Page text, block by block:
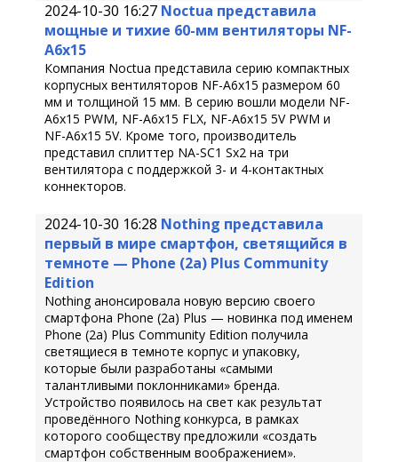
2024-10-30 16:27 Noctua представила
мощные и тихие 60-мм вентиляторы NF-
A6x15
Компания Noctua представила серию компактных
корпусных вентиляторов NF-A6x15 размером 60
мм и толщиной 15 мм. В серию вошли модели NF-
A6x15 PWM, NF-A6x15 FLX, NF-A6x15 5V PWM и
NF-A6x15 5V. Кроме того, производитель
представил сплиттер NA-SC1 Sx2 на три
вентилятора с поддержкой 3- и 4-контактных
коннекторов.
2024-10-30 16:28 Nothing представила
первый в мире смартфон, светящийся в
темноте — Phone (2a) Plus Community
Edition
Nothing анонсировала новую версию своего
смартфона Phone (2a) Plus — новинка под именем
Phone (2a) Plus Community Edition получила
светящиеся в темноте корпус и упаковку,
которые были разработаны «самыми
талантливыми поклонниками» бренда.
Устройство появилось на свет как результат
проведённого Nothing конкурса, в рамках
которого сообществу предложили «создать
смартфон собственным воображением».